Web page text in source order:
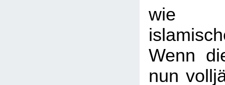
wie
Wenn
nun